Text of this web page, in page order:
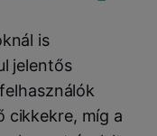
is
jelentős
cikkekre, míg a